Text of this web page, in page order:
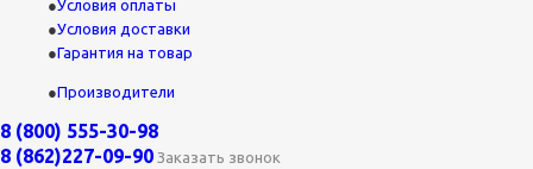
Условия оплаты
Условия доставки
Гарантия на товар
Производители
8 (800) 555-30-98
8 (862)227-09-90 Заказать звонок